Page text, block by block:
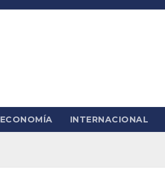
ECONOMÍA INTERNACIONAL